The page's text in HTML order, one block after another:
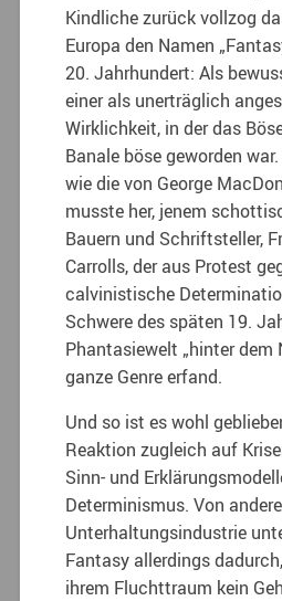
Kindliche zurück vollzog
Europa den Namen
20. Jahrhundert: Als
einer als unerträglich
Wirklichkeit, in der das
Banale böse geworden
wie die von George
musste her, jenem
Bauern und Schriftsteller,
Carrolls, der aus Protest
calvinistische
Schwere des späten 19.
Phantasiewelt „hinter dem
ganze Genre erfand.
Und so ist es wohl
Reaktion zugleich auf
Sinn- und
Determinismus. Von
Unterhaltungsindustrie
Fantasy allerdings
ihrem Fluchttraum kein